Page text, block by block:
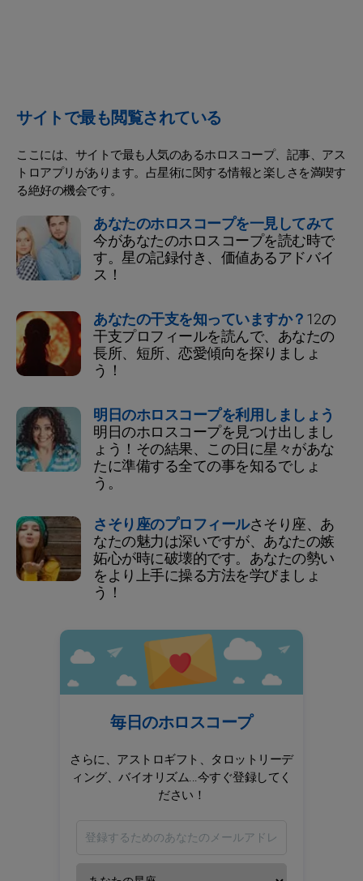
サイトで最も閲覧されている
ここには、サイトで最も人気のあるホロスコープ、記事、アス
トロアプリがあります。占星術に関する情報と楽しさを満喫す
る絶好の機会です。
あなたのホロスコープを一見してみて
今があなたのホロスコープを読む時で
す。星の記録付き、価値あるアドバイ
ス！
あなたの干支を知っていますか？12の
干支プロフィールを読んで、あなたの
長所、短所、恋愛傾向を探りましょ
う！
明日のホロスコープを利用しましょう
明日のホロスコープを見つけ出しまし
ょう！その結果、この日に星々があな
たに準備する全ての事を知るでしょ
う。
さそり座のプロフィールさそり座、あ
なたの魅力は深いですが、あなたの嫉
妬心が時に破壊的です。あなたの勢い
をより上手に操る方法を学びましょ
う！
毎日のホロスコープ
さらに、アストロギフト、タロットリーデ
ィング、バイオリズム...今すぐ登録してく
ださい！